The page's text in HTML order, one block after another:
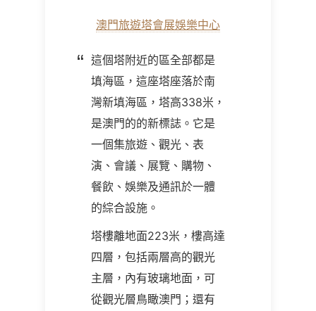
澳門旅遊塔會展娛樂中心
這個塔附近的區全部都是
填海區，這座塔座落於南
灣新填海區，塔高338米，
是澳門的的新標誌。它是
一個集旅遊、觀光、表
演、會議、展覽、購物、
餐飲、娛樂及通訊於一體
的綜合設施。
塔樓離地面223米，樓高達
四層，包括兩層高的觀光
主層，內有玻璃地面，可
從觀光層鳥瞰澳門；還有